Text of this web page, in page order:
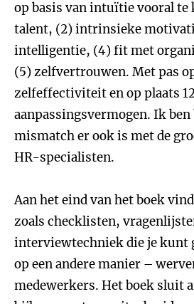
op basis van intuïtie vooral te
talent, (2) intrinsieke
intelligentie, (4) fit met
(5) zelfvertrouwen. Met pas
zelfeffectiviteit en op plaats
aanpassingsvermogen. Ik
mismatch er ook is met de
HR-specialisten.
Aan het eind van het boek
zoals checklisten,
interviewtechniek die je kunt
op een andere manier –
medewerkers. Het boek sluit